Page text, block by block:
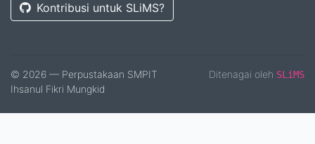
Kontribusi untuk SLiMS?
© 2026 — Perpustakaan SMPIT
Ihsanul Fikri Mungkid
Ditenagai oleh SLiMS